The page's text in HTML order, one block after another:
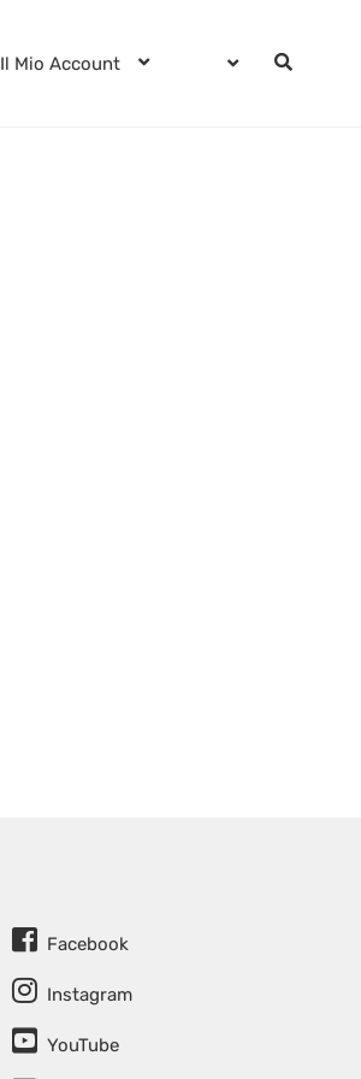
Il Mio Account
Facebook
Instagram
YouTube